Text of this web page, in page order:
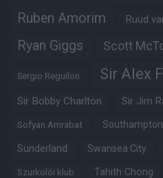
Ruben Amorim Ruud
Ryan Giggs Scott
Sergio Reguilon Sir Alex
Sir Bobby Charlton Sir Jim
Sofyan Amrabat Southampton
Sunderland Swansea City
Szurkolói klub Tahith Chong